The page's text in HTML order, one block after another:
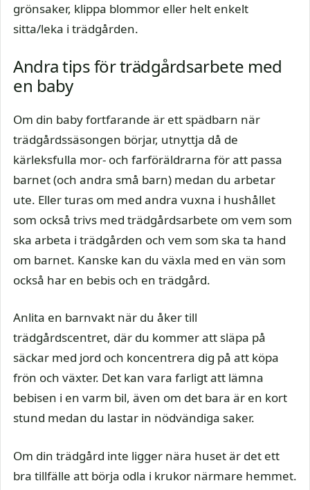
grönsaker, klippa blommor eller helt enkelt
sitta/leka i trädgården.
Andra tips för trädgårdsarbete med
en baby
Om din baby fortfarande är ett spädbarn när
trädgårdssäsongen börjar, utnyttja då de
kärleksfulla mor- och farföräldrarna för att passa
barnet (och andra små barn) medan du arbetar
ute. Eller turas om med andra vuxna i hushållet
som också trivs med trädgårdsarbete om vem som
ska arbeta i trädgården och vem som ska ta hand
om barnet. Kanske kan du växla med en vän som
också har en bebis och en trädgård.
Anlita en barnvakt när du åker till
trädgårdscentret, där du kommer att släpa på
säckar med jord och koncentrera dig på att köpa
frön och växter. Det kan vara farligt att lämna
bebisen i en varm bil, även om det bara är en kort
stund medan du lastar in nödvändiga saker.
Om din trädgård inte ligger nära huset är det ett
bra tillfälle att börja odla i krukor närmare hemmet.